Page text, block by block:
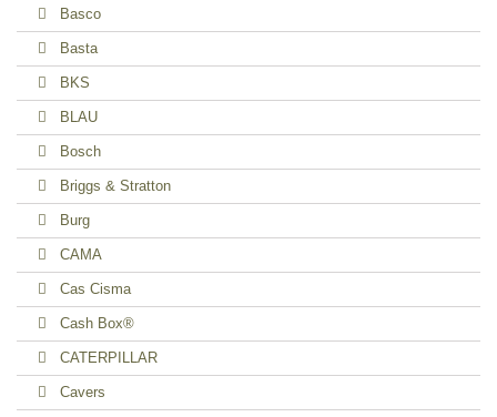
Basco
Basta
BKS
BLAU
Bosch
Briggs & Stratton
Burg
CAMA
Cas Cisma
Cash Box®
CATERPILLAR
Cavers